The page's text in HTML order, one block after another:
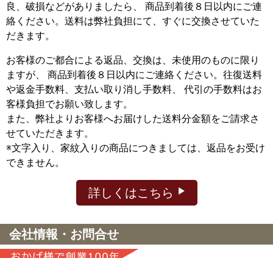
良、破損などがありましたら、 商品到着後８日以内にご連
絡ください。送料は弊社負担にて、すぐに交換させていた
だきます。
お客様のご都合による返品、交換は、未使用のものに限り
ますが、
商品到着後８日以内にご連絡ください。往復送料
や返金手数料、支払い取り消し手数料、 代引の手数料はお
客様負担でお願い致します。
また、弊社よりお客様へお届けした送料分金額をご請求さ
せていただきます。
※文字入り、家紋入りの商品につきましては、返品をお受け
できません。
詳しくはこちら
会社情報・お問合せ